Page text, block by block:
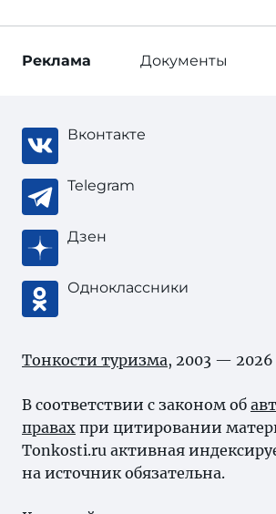
Реклама Документы
Вконтакте
Telegram
Дзен
Одноклассники
Тонкости туризма, 2003 — 2026
В соответствии с законом об
правах при цитировании
Tonkosti.ru активная
на источник обязательна.